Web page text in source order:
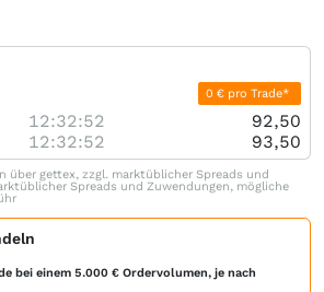
0 € pro Trade*
12:32:52
92,50
12:32:52 93,50
über gettex, zzgl. marktüblicher Spreads und
Spreads und Zuwendungen, mögliche
bei einem 5.000 € Ordervolumen, je nach